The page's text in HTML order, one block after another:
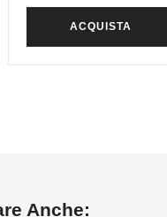
ACQUISTA
Anche: